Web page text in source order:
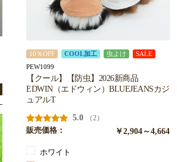
10％OFF COOL加工 虫よけ SALE
PEW1099
【クール】【防虫】2026新商品
EDWIN（エドウィン）BLUEJEANSカジ
ュアルT
5.0
（2）
販売価格：
￥2,904～4,664
ホワイト